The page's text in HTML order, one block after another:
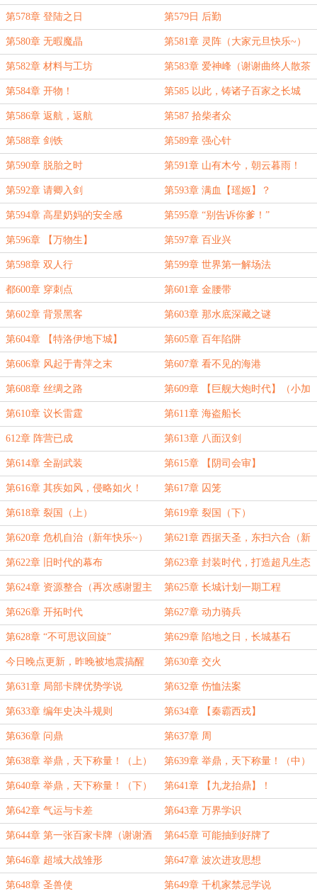
第578章 登陆之日 第579日 后勤
第580章 无暇魔晶 第581章 灵阵（大家元旦快乐~）
第582章 材料与工坊 第583章 爱神峰（谢谢曲终人散茶
微凉，临时工、龙老板~！！）
第584章 开物！ 第585 以此，铸诸子百家之长城
（短章，困！）
第586章 返航，返航 第587 拾柴者众
第588章 剑铁 第589章 强心针
第590章 脱胎之时 第591章 山有木兮，朝云暮雨！
第592章 请卿入剑 第593章 满血【瑶姬】？
第594章 高星奶妈的安全感 第595章 “别告诉你爹！”
第596章 【万物生】 第597章 百业兴
第598章 双人行 第599章 世界第一解场法
都600章 穿刺点 第601章 金腰带
第602章 背景黑客 第603章 那水底深藏之谜
第604章 【特洛伊地下城】 第605章 百年陷阱
第606章 风起于青萍之末 第607章 看不见的海港
第608章 丝绸之路 第609章 【巨舰大炮时代】（小加
半更）
第610章 议长雷霆 第611章 海盗船长
612章 阵营已成 第613章 八面汉剑
第614章 全副武装 第615章 【阴司会审】
第616章 其疾如风，侵略如火！ 第617章 囚笼
第618章 裂国（上） 第619章 裂国（下）
第620章 危机自治（新年快乐~） 第621章 西据天圣，东扫六合（新
年快乐~）
第622章 旧时代的幕布 第623章 封装时代，打造超凡生态
（谢谢茶微凉老板的盟主！！！）
第624章 资源整合（再次感谢盟主
老板）
第625章 长城计划一期工程
第626章 开拓时代 第627章 动力骑兵
第628章 “不可思议回旋” 第629章 陷地之日，长城基石
今日晚点更新，昨晚被地震搞醒
了！
第630章 交火
第631章 局部卡牌优势学说 第632章 伤恤法案
第633章 编年史决斗规则 第634章 【秦霸西戎】
第636章 问鼎 第637章 周
第638章 举鼎，天下称量！（上） 第639章 举鼎，天下称量！（中）
第640章 举鼎，天下称量！（下） 第641章 【九龙抬鼎】！
第642章 气运与卡差 第643章 万界学识
第644章 第一张百家卡牌（谢谢酒
挽风老板的万赏）
第645章 可能抽到好牌了
第646章 超域大战雏形 第647章 波次进攻思想
第648章 圣兽使 第649章 千机家禁忌学说